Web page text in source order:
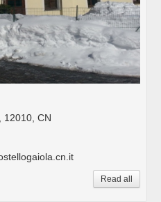
12010, CN
Read all